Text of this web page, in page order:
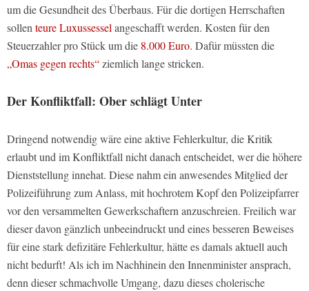
um die Gesundheit des Überbaus. Für die dortigen Herrschaften
sollenteure Luxussesselangeschafft werden. Kosten für den
Steuerzahler pro Stück um die 8.000 Euro. Dafür müssten die
„Omas gegen rechts“ziemlich lange stricken.
Der Konfliktfall: Ober schlägt Unter
Dringend notwendig wäre eine aktive Fehlerkultur, die Kritik
erlaubt und im Konfliktfall nicht danach entscheidet, wer die höhere
Dienststellung innehat. Diese nahm ein anwesendes Mitglied der
Polizeiführung zum Anlass, mit hochrotem Kopf den Polizeipfarrer
vor den versammelten Gewerkschaftern anzuschreien. Freilich war
dieser davon gänzlich unbeeindruckt und eines besseren Beweises
für eine stark defizitäre Fehlerkultur, hätte es damals aktuell auch
nicht bedurft! Als ich im Nachhinein den Innenminister ansprach,
denn dieser schmachvolle Umgang, dazu dieses cholerische